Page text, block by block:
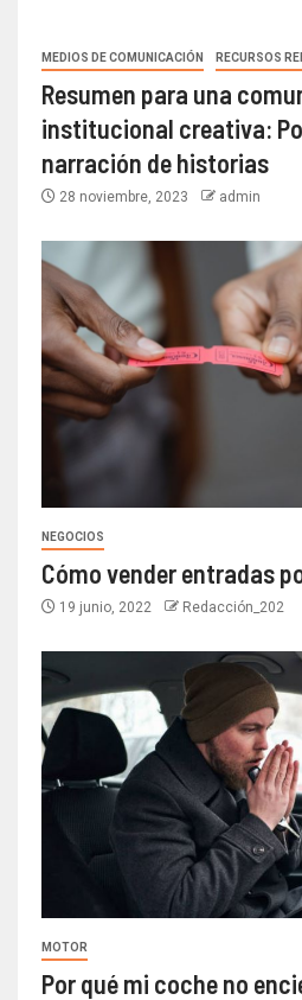
MEDIOS DE COMUNICACIÓN RECURSOS
Resumen para una
institucional creativa:
narración de historias
28 noviembre, 2023 admin
NEGOCIOS
Cómo vender entradas
19 junio, 2022 Redacción_202
MOTOR
Por qué mi coche no